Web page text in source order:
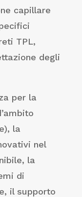
capillare
TPL,
degli
per la
la
nel
la
di
il supporto